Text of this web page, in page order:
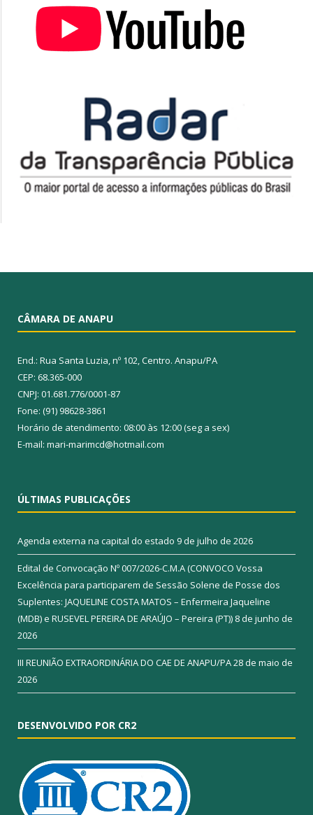
CÂMARA DE ANAPU
End.: Rua Santa Luzia, nº 102, Centro. Anapu/PA
CEP: 68.365-000
CNPJ: 01.681.776/0001-87
Fone: (91) 98628-3861
Horário de atendimento: 08:00 às 12:00 (seg a sex)
E-mail: mari-marimcd@hotmail.com
ÚLTIMAS PUBLICAÇÕES
Agenda externa na capital do estado 9 de julho de 2026
Edital de Convocação Nº 007/2026-C.M.A (CONVOCO Vossa
Excelência para participarem de Sessão Solene de Posse dos
Suplentes: JAQUELINE COSTA MATOS – Enfermeira Jaqueline
(MDB) e RUSEVEL PEREIRA DE ARAÚJO – Pereira (PT)) 8 de junho de
2026
III REUNIÃO EXTRAORDINÁRIA DO CAE DE ANAPU/PA28 de maio de
2026
DESENVOLVIDO POR CR2